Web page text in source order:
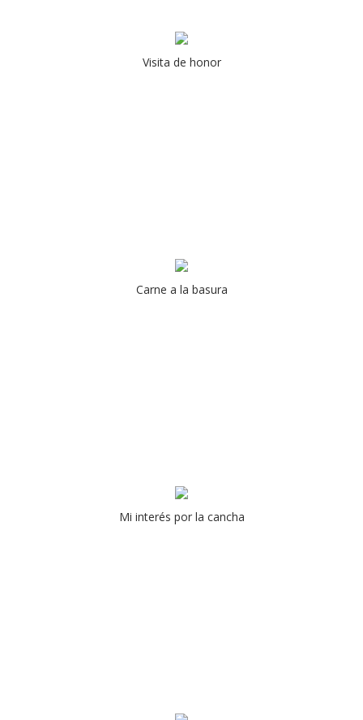
Visita de honor
Carne a la basura
Mi interés por la cancha